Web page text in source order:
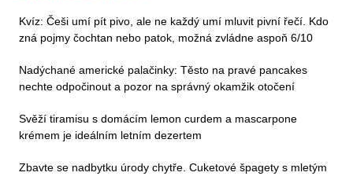
Kvíz: Češi umí pít pivo, ale ne každý umí mluvit pivní řečí. Kdo
zná pojmy čochtan nebo patok, možná zvládne aspoň 6/10
Nadýchané americké palačinky: Těsto na pravé pancakes
nechte odpočinout a pozor na správný okamžik otočení
Svěží tiramisu s domácím lemon curdem a mascarpone
krémem je ideálním letním dezertem
Zbavte se nadbytku úrody chytře. Cuketové špagety s mletým